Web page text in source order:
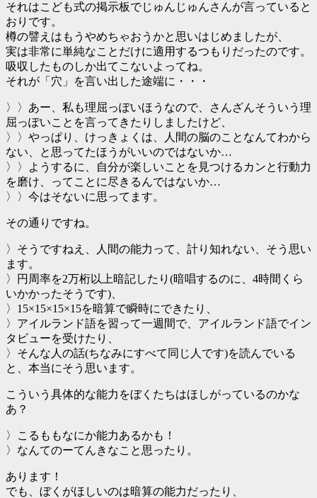
それはこども式の掲示板でじゅんじゅんさんが言っていると
おりです。
樽の譬えはもうやめちゃおうかと思いはじめましたが、
実は非常に単純なことだけに適用するつもりだったのです。
吸収したものしか出てこないよってね。
それが「穴」を言い出した途端に・・・
〉〉あー、私も理屈っぽいほうなので、さんざんそういう理
屈っぽいことを言ってきたりしましたけど、
〉〉やっぱり、けっきょくは、人間の脳のことなんてわから
ない、と思ってたほうがいいのではないか…
〉〉ようするに、自分が楽しいことを見つけるカンと行動力
を磨け、ってことに尽きるんではないか…
〉〉今はそないに思ってます。
その通りですね。
〉そうですねえ、人間の能力って、計り知れない、そう思い
ます。
〉円周率を2万桁以上暗記したり(暗唱するのに、4時間くら
いかかったそうです)、
〉15×15×15×15を暗算で瞬時にできたり、
〉アイルランド語を習って一週間で、アイルランド語でイン
タビューを受けたり、
〉そんな人の話(ちなみにすべて同じ人です)を読んでいる
と、本当にそう思います。
こういう具体的な能力をぼくたちはほしがっているのかな
あ？
〉こるももなにか能力あるかも！
〉なんてのーてんきなこと思ったり。
あります！
でも、ぼくがほしいのは暗算の能力だったり、